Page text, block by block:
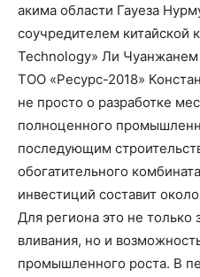
акима области Гауеза
соучредителем китайской
Technology» Ли
ТОО «Ресурс-2018»
не просто о разработке
полноценного
последующим
обогатительного
инвестиций составит
Для региона это не
вливания, но и
промышленного роста. В